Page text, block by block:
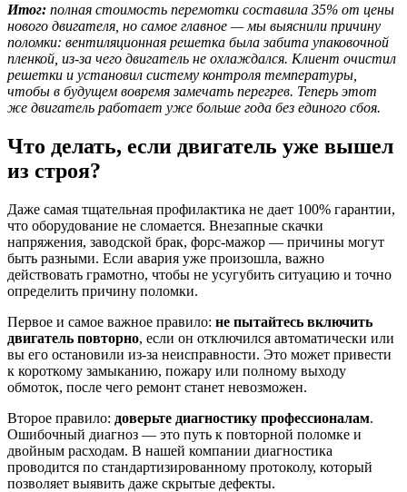
Итог: полная стоимость перемотки составила 35% от цены
нового двигателя, но самое главное — мы выяснили причину
поломки: вентиляционная решетка была забита упаковочной
пленкой, из-за чего двигатель не охлаждался. Клиент очистил
решетки и установил систему контроля температуры,
чтобы в будущем вовремя замечать перегрев. Теперь этот
же двигатель работает уже больше года без единого сбоя.
Что делать, если двигатель уже вышел
из строя?
Даже самая тщательная профилактика не дает 100% гарантии,
что оборудование не сломается. Внезапные скачки
напряжения, заводской брак, форс-мажор — причины могут
быть разными. Если авария уже произошла, важно
действовать грамотно, чтобы не усугубить ситуацию и точно
определить причину поломки.
Первое и самое важное правило: не пытайтесь включить
двигатель повторно, если он отключился автоматически или
вы его остановили из-за неисправности. Это может привести
к короткому замыканию, пожару или полному выходу
обмоток, после чего ремонт станет невозможен.
Второе правило: доверьте диагностику профессионалам.
Ошибочный диагноз — это путь к повторной поломке и
двойным расходам. В нашей компании диагностика
проводится по стандартизированному протоколу, который
позволяет выявить даже скрытые дефекты.